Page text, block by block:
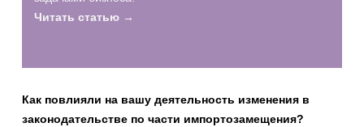
Читать статью →
Как повлияли на вашу деятельность изменения в
законодательстве по части импортозамещения?